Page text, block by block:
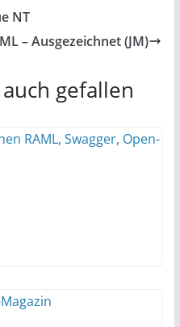
NT
– Ausgezeichnet (JM)
gefallen